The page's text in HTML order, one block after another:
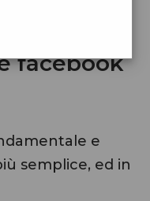
facebook
e
semplice, ed in